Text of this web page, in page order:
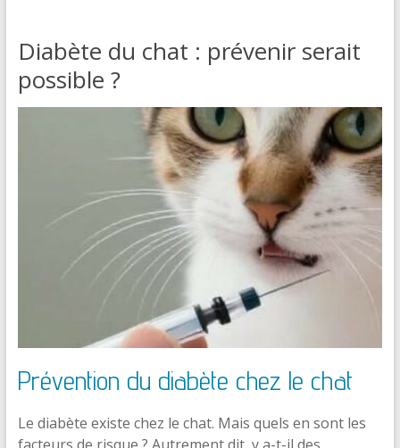
Diabète du chat : prévenir serait
possible ?
Prévention du diabète chez le chat
Le diabète existe chez le chat. Mais quels en sont les